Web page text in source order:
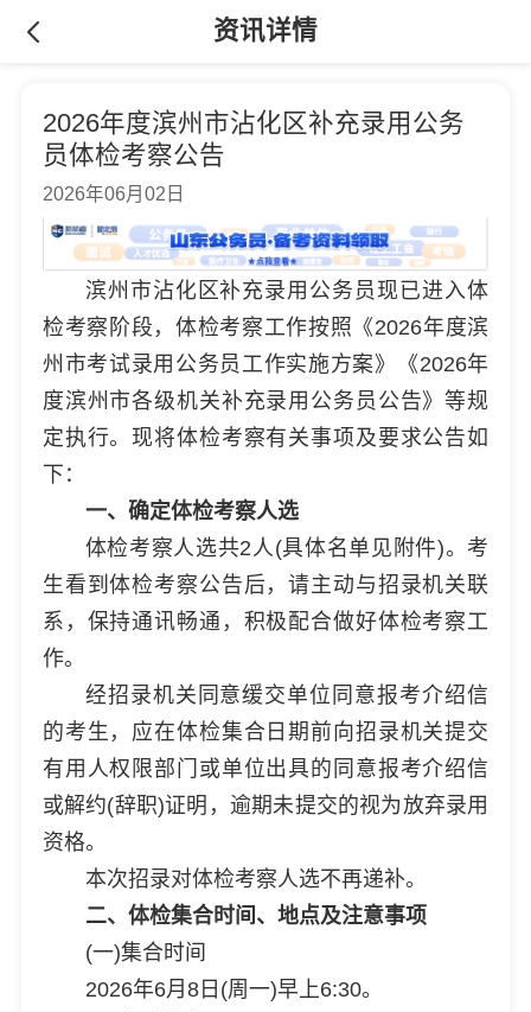
资讯详情
2026年度滨州市沾化区补充录用公务
员体检考察公告
2026年06月02日
滨州市沾化区补充录用公务员现已进入体
检考察阶段，体检考察工作按照《2026年度滨
州市考试录用公务员工作实施方案》《2026年
度滨州市各级机关补充录用公务员公告》等规
定执行。现将体检考察有关事项及要求公告如
下：
一、确定体检考察人选
体检考察人选共2人(具体名单见附件)。考
生看到体检考察公告后，请主动与招录机关联
系，保持通讯畅通，积极配合做好体检考察工
作。
经招录机关同意缓交单位同意报考介绍信
的考生，应在体检集合日期前向招录机关提交
有用人权限部门或单位出具的同意报考介绍信
或解约(辞职)证明，逾期未提交的视为放弃录用
资格。
本次招录对体检考察人选不再递补。
二、体检集合时间、地点及注意事项
(一)集合时间
2026年6月8日(周一)早上6:30。